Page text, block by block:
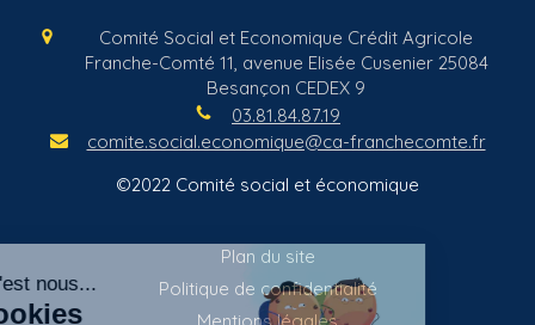
Comité Social et Economique Crédit Agricole
Franche-Comté 11, avenue Elisée Cusenier 25084
Besançon CEDEX 9
03.81.84.87.19
comite.social.economique@ca-franchecomte.fr
©2022 Comité social et économique
Plan du site
Politique de confidentialité